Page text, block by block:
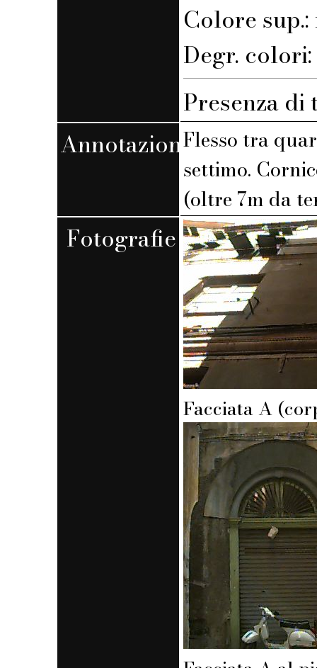
Colore
Degr.
Presenza
AnnotazioniFlesso tra
settimo.
(oltre 7m da
Fotografie
Facciata A